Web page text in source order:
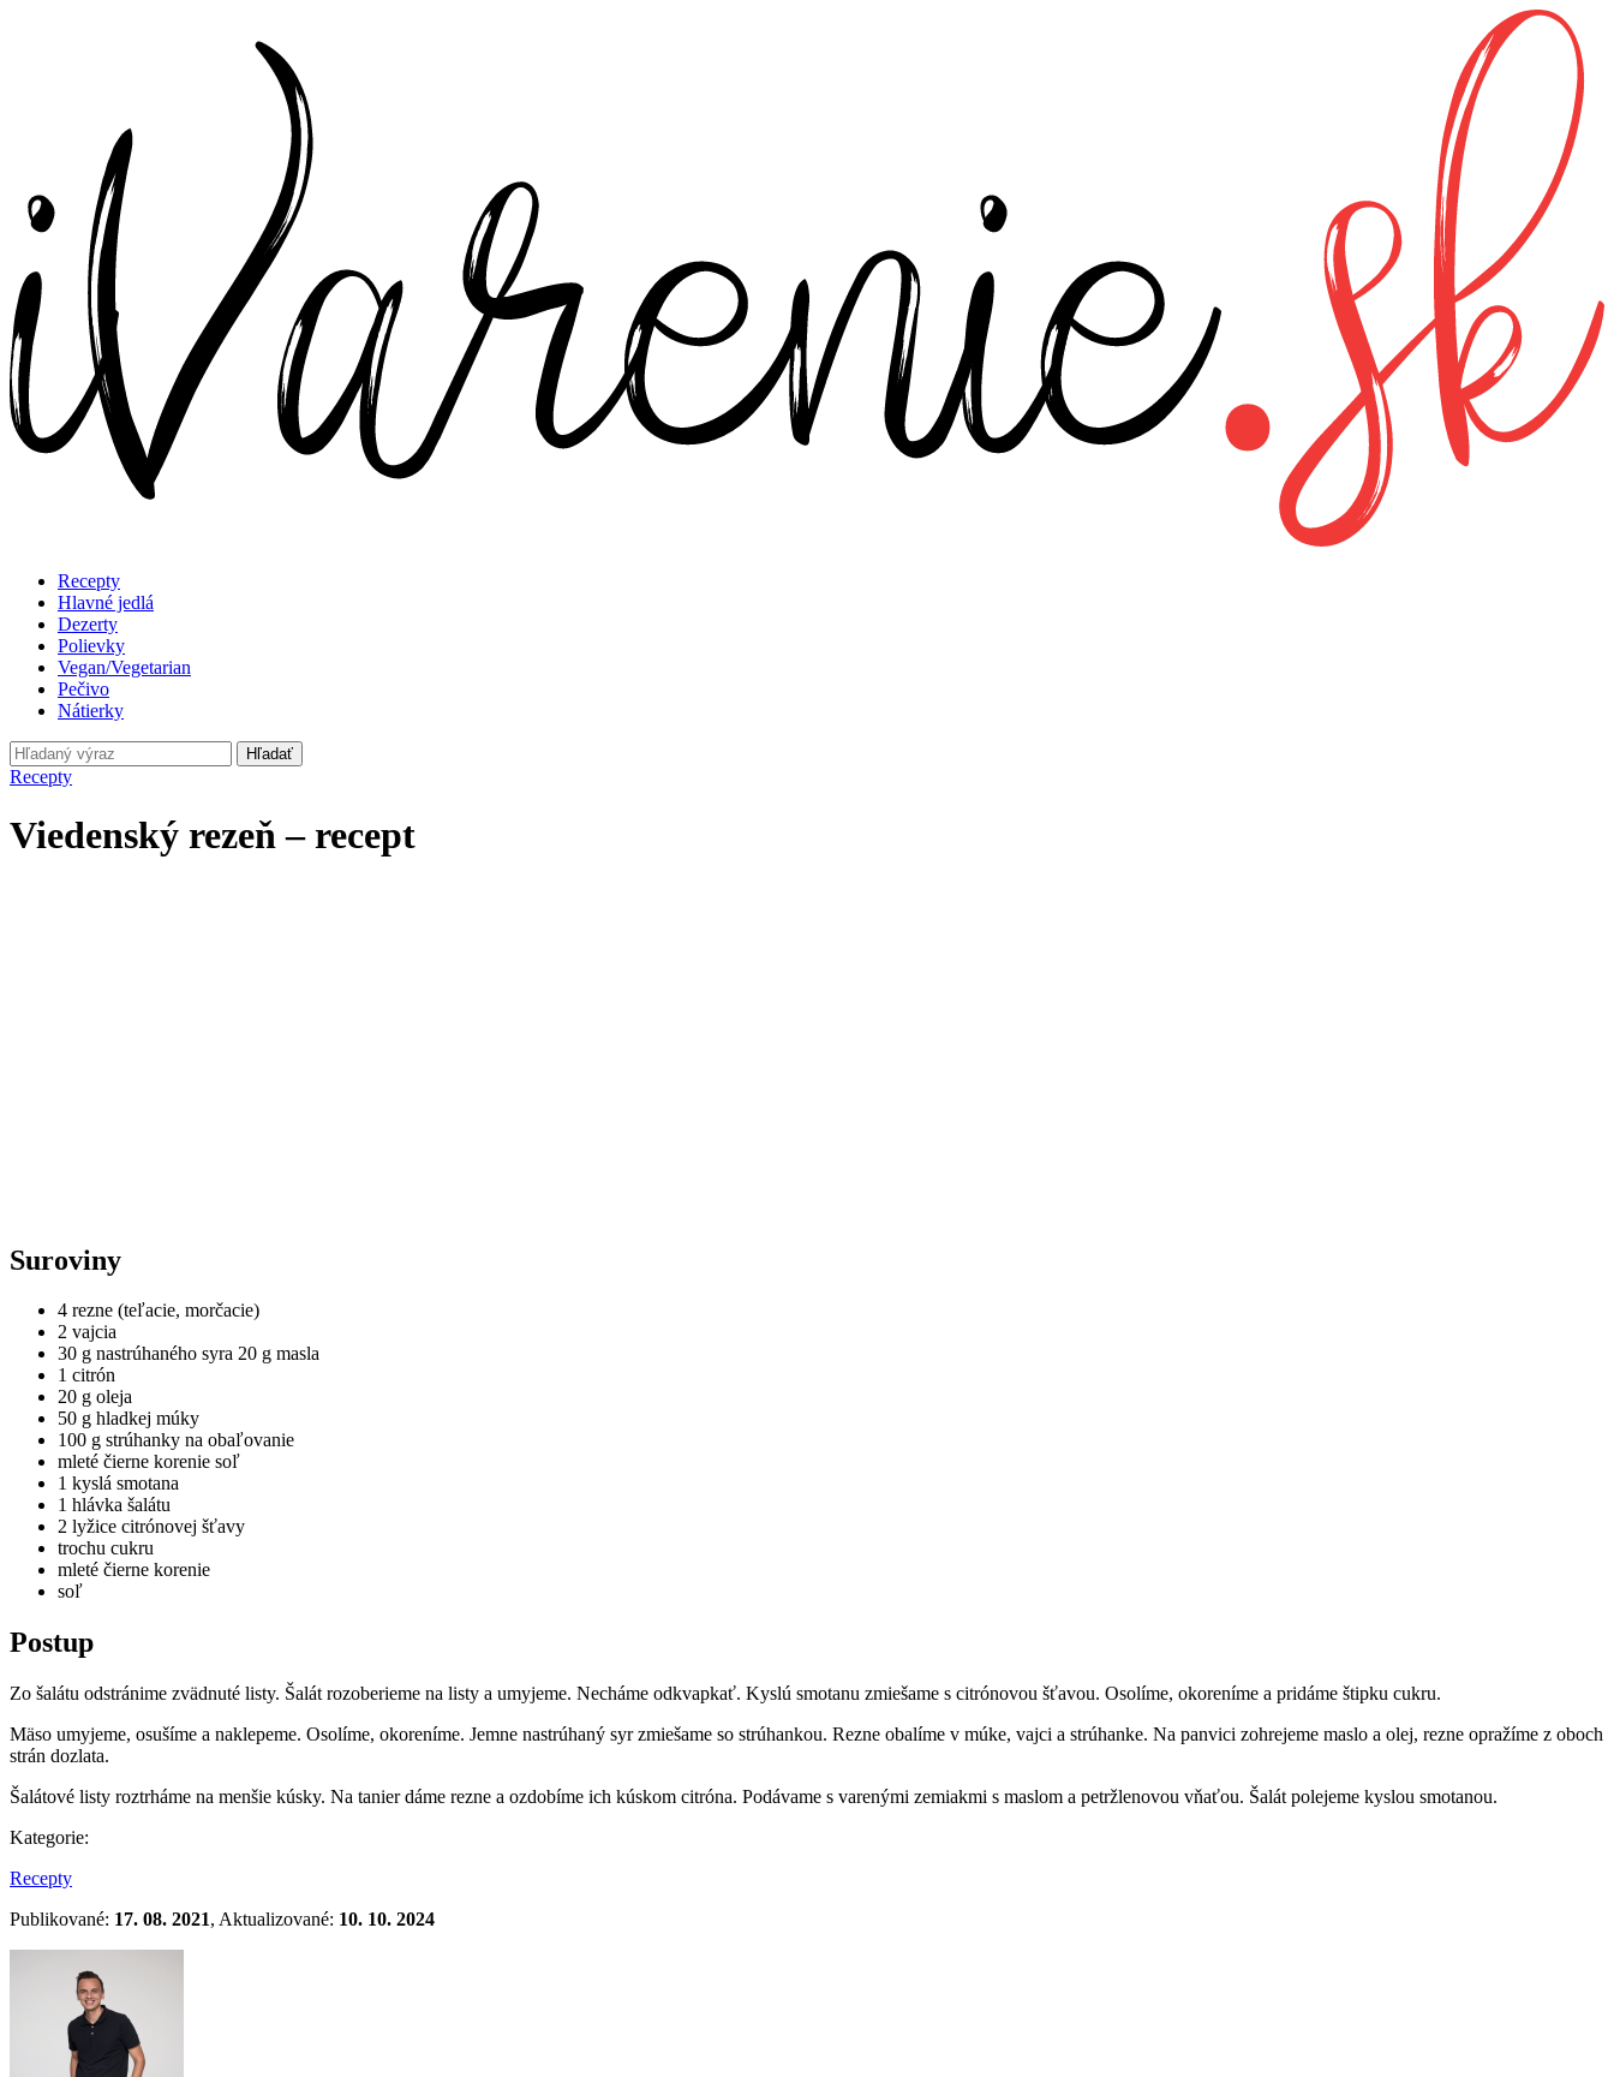
Recepty
Hlavné jedlá
Dezerty
Polievky
Vegan/Vegetarian
Pečivo
Nátierky
Hľadať
Recepty
Viedenský rezeň – recept
Suroviny
4 rezne (teľacie, morčacie)
2 vajcia
30 g nastrúhaného syra 20 g masla
1 citrón
20 g oleja
50 g hladkej múky
100 g strúhanky na obaľovanie
mleté čierne korenie soľ
1 kyslá smotana
1 hlávka šalátu
2 lyžice citrónovej šťavy
trochu cukru
mleté čierne korenie
soľ
Postup
Zo šalátu odstránime zvädnuté listy. Šalát rozoberieme na listy a umyjeme. Necháme odkvapkať. Kyslú smotanu zmiešame s citrónovou šťavou. Osolíme, okoreníme a pridáme štipku cukru.
Mäso umyjeme, osušíme a naklepeme. Osolíme, okoreníme. Jemne nastrúhaný syr zmiešame so strúhankou. Rezne obalíme v múke, vajci a strúhanke. Na panvici zohrejeme maslo a olej, rezne opražíme z oboch
strán dozlata.
Šalátové listy roztrháme na menšie kúsky. Na tanier dáme rezne a ozdobíme ich kúskom citróna. Podávame s varenými zemiakmi s maslom a petržlenovou vňaťou. Šalát polejeme kyslou smotanou.
Kategorie:
Recepty
Publikované: 17. 08. 2021, Aktualizované: 10. 10. 2024